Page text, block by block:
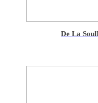
De La Soul